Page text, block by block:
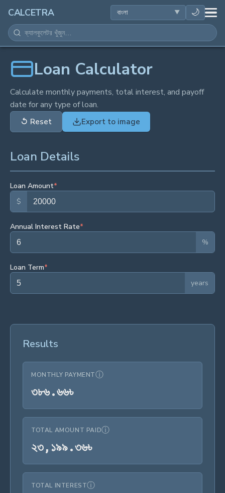
CALCETRA 🌙
গণিত
রূপান্তর
বিজ্ঞান
দৈনন্দিন
Loan Calculator
Calculate monthly payments, total interest, and payoff
date for any type of loan.
↺ Reset Export to image
Loan Details
Loan Amount*
$
Annual Interest Rate*
%
Loan Term*
years
Results
MONTHLY PAYMENTⓘ
৩৮৬.৬৬৳৩৮৬.৬৬৳
TOTAL AMOUNT PAIDⓘ
২৩, ১৯৯.৩৬৳২৩,১৯৯.৩৬৳
TOTAL INTERESTⓘ